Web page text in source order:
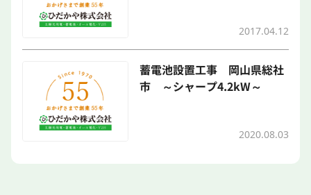
2017.04.12
蓄電池設置工事 岡山県総社
市 ～シャープ4.2kW～
2020.08.03